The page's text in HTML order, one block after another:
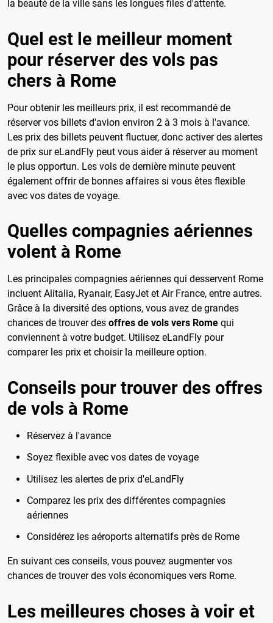
la beauté de la ville sans les longues files d'attente.
Quel est le meilleur moment
pour réserver des vols pas
chers à Rome
Pour obtenir les meilleurs prix, il est recommandé de
réserver vos billets d'avion environ 2 à 3 mois à l'avance.
Les prix des billets peuvent fluctuer, donc activer des alertes
de prix sur eLandFly peut vous aider à réserver au moment
le plus opportun. Les vols de dernière minute peuvent
également offrir de bonnes affaires si vous êtes flexible
avec vos dates de voyage.
Quelles compagnies aériennes
volent à Rome
Les principales compagnies aériennes qui desservent Rome
incluent Alitalia, Ryanair, EasyJet et Air France, entre autres.
Grâce à la diversité des options, vous avez de grandes
chances de trouver des offres de vols vers Rome qui
conviennent à votre budget. Utilisez eLandFly pour
comparer les prix et choisir la meilleure option.
Conseils pour trouver des offres
de vols à Rome
Réservez à l'avance
Soyez flexible avec vos dates de voyage
Utilisez les alertes de prix d'eLandFly
Comparez les prix des différentes compagnies
aériennes
Considérez les aéroports alternatifs près de Rome
En suivant ces conseils, vous pouvez augmenter vos
chances de trouver des vols économiques vers Rome.
Les meilleures choses à voir et